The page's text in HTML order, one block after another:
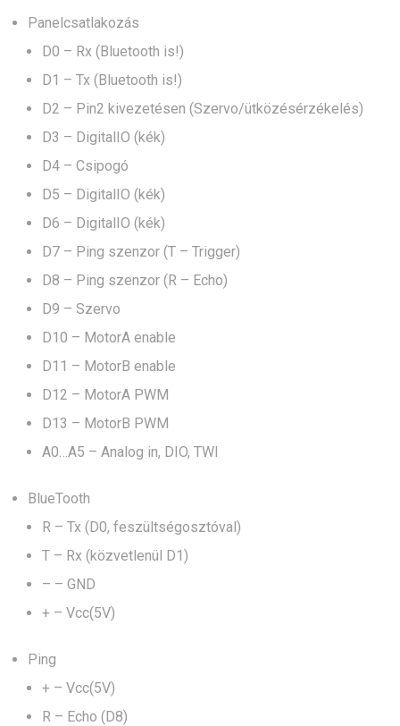
Panelcsatlakozás
D0 – Rx (Bluetooth is!)
D1 – Tx (Bluetooth is!)
D2 – Pin2 kivezetésen (Szervo/ütközésérzékelés)
D3 – DigitalIO (kék)
D4 – Csipogó
D5 – DigitalIO (kék)
D6 – DigitalIO (kék)
D7 – Ping szenzor (T – Trigger)
D8 – Ping szenzor (R – Echo)
D9 – Szervo
D10 – MotorA enable
D11 – MotorB enable
D12 – MotorA PWM
D13 – MotorB PWM
A0…A5 – Analog in, DIO, TWI
BlueTooth
R – Tx (D0, feszültségosztóval)
T – Rx (közvetlenül D1)
– – GND
+ – Vcc(5V)
Ping
+ – Vcc(5V)
R – Echo (D8)